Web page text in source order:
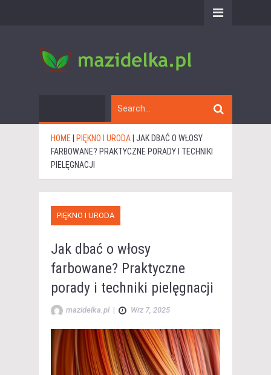
HOME PIĘKNO I URODA JAK DBAĆ O WŁOSY
FARBOWANE? PRAKTYCZNE PORADY I TECHNIKI
PIELĘGNACJI
PIĘKNO I URODA
Jak dbać o włosy
farbowane? Praktyczne
porady i techniki pielęgnacji
mazidelka.pl | Wrz 7, 2025